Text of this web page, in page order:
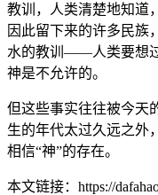
教训，人类清楚地知道
因此留下来的许多民族
水的教训——人类要想
神是不允许的。
但这些事实往往被今天
生的年代太过久远之外
相信“神”的存在。
本文链接：https://